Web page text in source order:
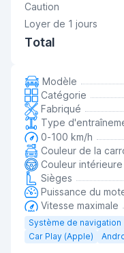
Caution
Loyer de 1 jours
Total
Modèle
Catégorie
Fabriqué
Type
0-100 km/h
Couleur de la
Couleur intérieure
Sièges
Puissance du
Vitesse maximale
Système de navigation
Car Play (Apple)